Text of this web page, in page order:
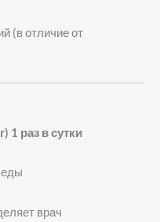
(в отличие от
1 раз в сутки
еды
врач